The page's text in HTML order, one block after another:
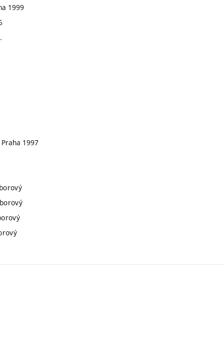
1999
1997